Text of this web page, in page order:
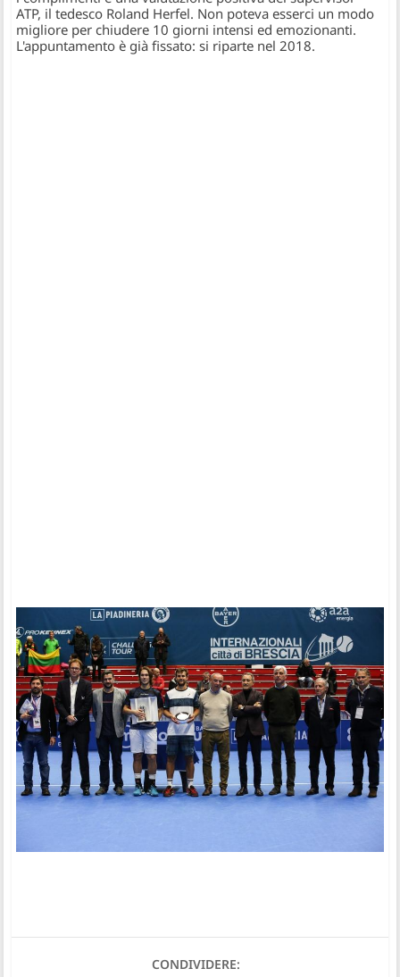
ATP, il tedesco Roland Herfel. Non poteva esserci un modo
migliore per chiudere 10 giorni intensi ed emozionanti.
L'appuntamento è già fissato: si riparte nel 2018.
CONDIVIDERE: